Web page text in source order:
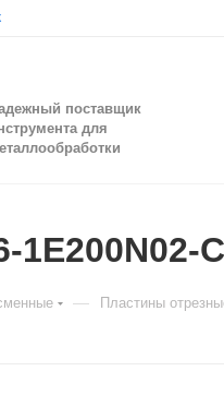
поставщик
для
1E200N02-
— Пластины